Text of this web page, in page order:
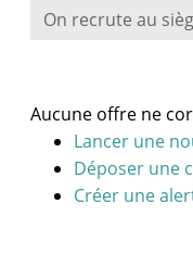
On recrute au
Aucune offre ne
Lancer une
Déposer une
Créer une